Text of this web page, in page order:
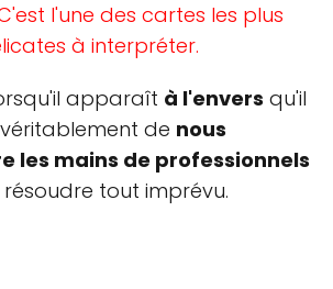
l'une des cartes les plus
à interpréter.
apparaît à l'envers qu'il
de nous
les mains de professionnels
tout imprévu.